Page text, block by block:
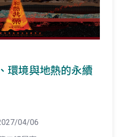
環境與地熱的永續
04/06